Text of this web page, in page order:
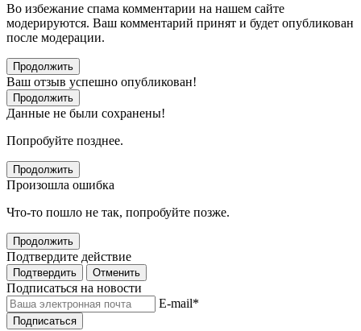
Во избежание спама комментарии на нашем сайте
модерируются. Ваш комментарий принят и будет опубликован
после модерации.
Продолжить
Ваш отзыв успешно опубликован!
Продолжить
Данные не были сохранены!
Попробуйте позднее.
Продолжить
Произошла ошибка
Что-то пошло не так, попробуйте позже.
Продолжить
Подтвердите действие
Подтвердить Отменить
Подписаться на новости
E-mail*
Подписаться